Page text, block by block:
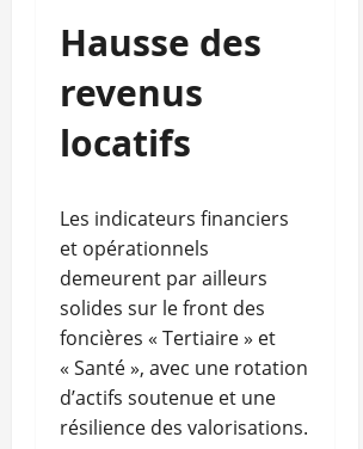
Hausse des
revenus
locatifs
Les indicateurs financiers
et opérationnels
demeurent par ailleurs
solides sur le front des
foncières « Tertiaire » et
« Santé », avec une rotation
d’actifs soutenue et une
résilience des valorisations.